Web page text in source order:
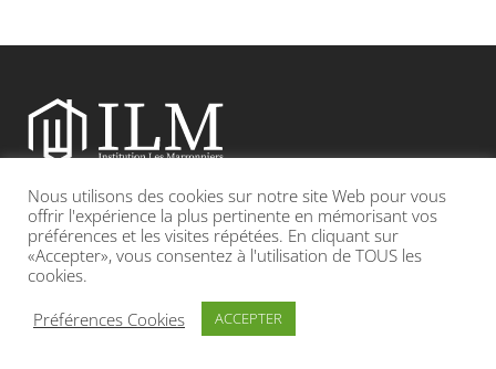
Etablissement catholique sous contrat d’association avec l’Etat
Adresse : 19, Grande rue 69420 CONDRIEU
INFOS LÉGALES POLITIQUE DE CONFIDENTIALITÉ
Nous utilisons des cookies sur notre site Web pour vous
offrir l'expérience la plus pertinente en mémorisant vos
préférences et les visites répétées. En cliquant sur
«Accepter», vous consentez à l'utilisation de TOUS les
cookies.
Préférences Cookies
ACCEPTER